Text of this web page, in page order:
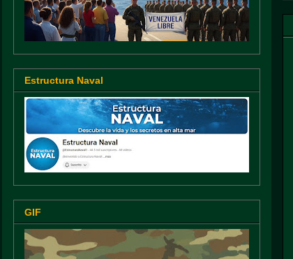
Estructura Naval
GIF